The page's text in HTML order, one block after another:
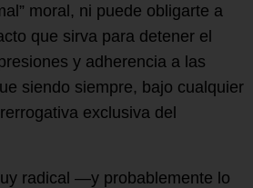
moral, ni puede obligarte a
que sirva para detener el
y adherencia a las
siendo siempre, bajo cualquier
exclusiva del
radical —y probablemente lo